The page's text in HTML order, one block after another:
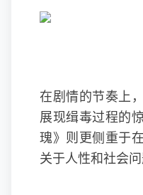
在剧情的节奏上
展现缉毒过程的
瑰》则更侧重于
关于人性和社会问